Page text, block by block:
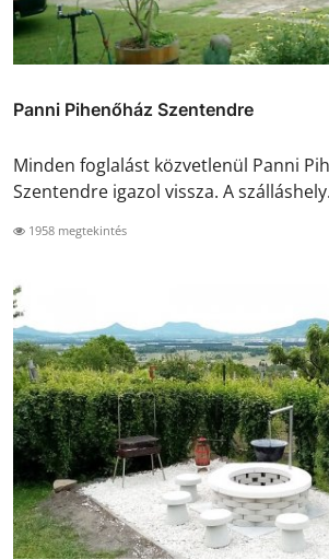
Panni Pihenőház Szentendre
Minden foglalást közvetlenül Panni
Szentendre igazol vissza. A
1958 megtekintés